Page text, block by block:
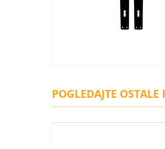
POGLEDAJTE OSTALE